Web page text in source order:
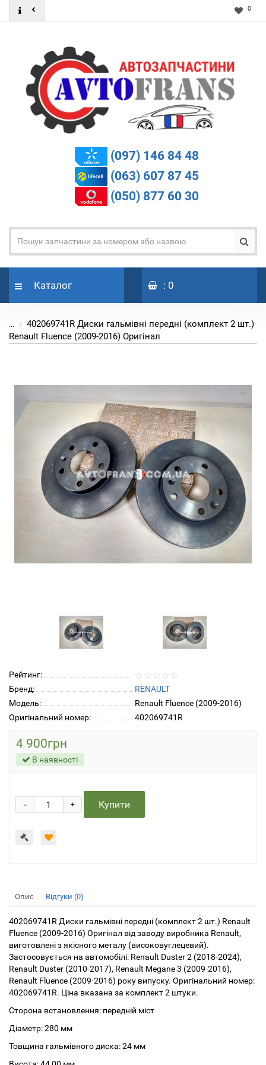
0
(097) 146 84 48
(063) 607 87 45
(050) 877 60 30
Каталог : 0
...
402069741R Диски гальмівні передні (комплект 2 шт.)
Renault Fluence (2009-2016) Оригінал
Рейтинг:
Бренд:
RENAULT
Модель:
Renault Fluence (2009-2016)
Оригінальний номер:
402069741R
4 900грн
В наявності
+
- Купити
Опис Відгуки (0)
402069741R Диски гальмівні передні (комплект 2 шт.) Renault
Fluence (2009-2016) Оригінал від заводу виробника Renault,
виготовлені з якісного металу (високовуглецевий).
Застосовується на автомобілі: Renault Duster 2 (2018-2024),
Renault Duster (2010-2017), Renault Megane 3 (2009-2016),
Renault Fluence (2009-2016) року випуску. Оригінальний номер:
402069741R. Ціна вказана за комплект 2 штуки.
Сторона встановлення: передній міст
Діаметр: 280 мм
Товщина гальмівного диска: 24 мм